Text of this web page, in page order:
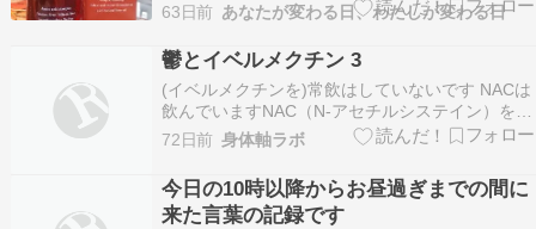
選素材ノンシリコンアミノ酸シャンプー【オーロ
ラシャンプー】をモニター品として提供していた
だきました❣️『オーロラシャンプー』は このよう
に大切に梱包されて 宅配便で届きました♪…
63日前 あなたが変わる日、わたしが変わる日
鬱とイベルメクチン 3
(イベルメクチンを)常飲はしていないです NACは
飲んでいますNAC（N-アセチルシステイン）を日
常的に取り入れているのは、先ほど懸念したイベ
ルメクチンによる代謝負荷を完全に帳消しにする
どころか、これまでの「脳の炎症・うつ病・免疫
防衛論」のすべての歯車を噛み合わせる完璧なピ
ースで…
72日前 身体軸ラボ
今日の10時以降からお昼過ぎまでの間に
来た言葉の記録です